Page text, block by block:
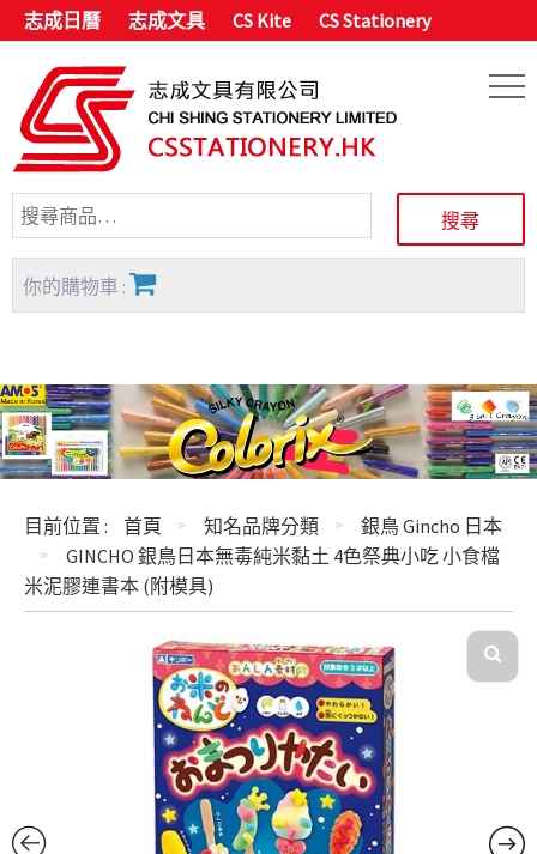
志成日曆 志成文具 CS Kite CS Stationery
你的購物車 :
目前位置 : 首頁 知名品牌分類
銀鳥 Gincho 日本
GINCHO 銀鳥日本無毒純米黏土 4色祭典小吃 小食檔
米泥膠連書本 (附模具)